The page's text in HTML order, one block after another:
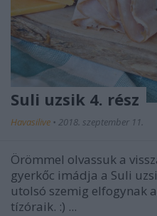
Suli uzsik 4. rész
Havasilive • 2018. szeptember 11.
Örömmel olvassuk a
gyerkőc imádja a Suli
utolsó szemig elfogynak
tízóraik. :) ...